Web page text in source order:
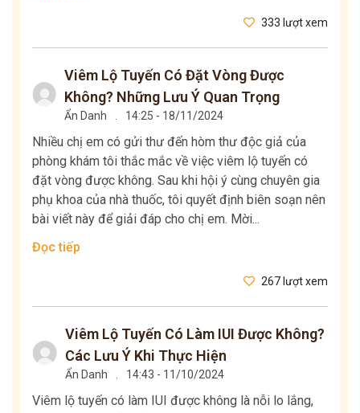
333 lượt xem
Viêm Lộ Tuyến Có Đặt Vòng Được
Không? Những Lưu Ý Quan Trọng
Ẩn Danh 14:25 - 18/11/2024
Nhiều chị em có gửi thư đến hòm thư độc giả của
phòng khám tôi thắc mắc về việc viêm lộ tuyến có
đặt vòng được không. Sau khi hội ý cùng chuyên gia
phụ khoa của nhà thuốc, tôi quyết định biên soạn nên
bài viết này để giải đáp cho chị em. Mời...
Đọc tiếp
267 lượt xem
Viêm Lộ Tuyến Có Làm IUI Được Không?
Các Lưu Ý Khi Thực Hiện
Ẩn Danh 14:43 - 11/10/2024
Viêm lộ tuyến có làm IUI được không là nỗi lo lắng,